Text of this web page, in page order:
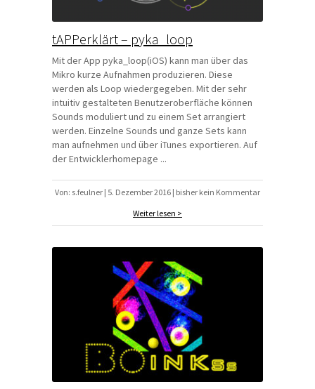
tAPPerklärt – pyka_loop
Mit der App pyka_loop(iOS) kann man über das
Mikro kurze Aufnahmen produzieren. Diese
werden als Loop wiedergegeben. Mit der sehr
intuitiv gestalteten Benutzeroberfläche können
Sounds moduliert und zu einem Set arrangiert
werden. Einzelne Sounds und ganze Sets kann
man aufnehmen und über iTunes exportieren. Auf
der Entwicklerhomepage ...
Von: s.feulner | 5. Dezember 2016 | bisher kein Kommentar
Weiter lesen >